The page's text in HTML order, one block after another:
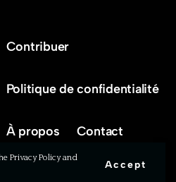
Privacy Policy and
Accept
Contribuer
Politique de confidentialité
À propos Contact